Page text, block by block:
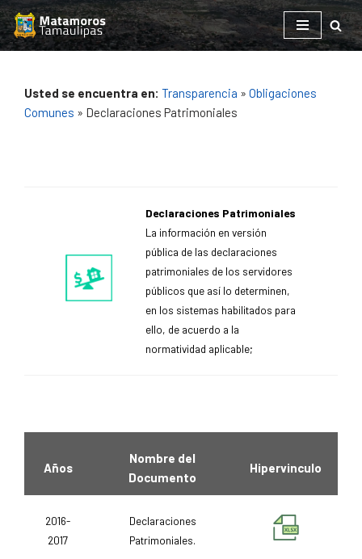
Saltar
Usted se encuentra en: Transparencia » Obligaciones
Comunes » Declaraciones Patrimoniales
Declaraciones Patrimoniales
La información en versión
pública de las declaraciones
patrimoniales de los servidores
públicos que así lo determinen,
en los sistemas habilitados para
ello, de acuerdo a la
normatividad aplicable;
Años
Nombre del
Documento
Hipervinculo
2016-
2017
Declaraciones
Patrimoniales.